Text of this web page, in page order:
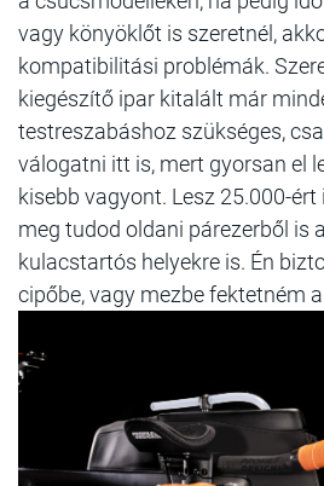
vagy könyöklőt is szeretnél,
kompatibilitási problémák.
kiegészítő ipar kitalált már
testreszabáshoz szükséges,
válogatni itt is, mert gyorsan el
kisebb vagyont. Lesz 25.000-ért
meg tudod oldani párezerből is
kulacstartós helyekre is. Én
cipőbe, vagy mezbe fektetném